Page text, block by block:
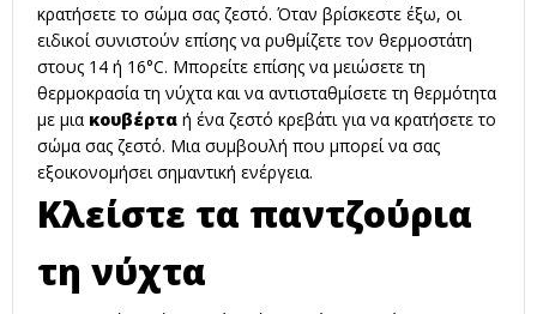
κρατήσετε το σώμα σας ζεστό. Όταν βρίσκεστε έξω, οι
ειδικοί συνιστούν επίσης να ρυθμίζετε τον θερμοστάτη
στους 14 ή 16°C. Μπορείτε επίσης να μειώσετε τη
θερμοκρασία τη νύχτα και να αντισταθμίσετε τη θερμότητα
με μια κουβέρτα ή ένα ζεστό κρεβάτι για να κρατήσετε το
σώμα σας ζεστό. Μια συμβουλή που μπορεί να σας
εξοικονομήσει σημαντική ενέργεια.
Κλείστε τα παντζούρια
τη νύχτα